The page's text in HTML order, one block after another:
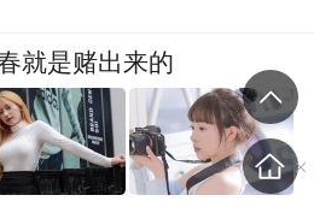
就是赌出来的